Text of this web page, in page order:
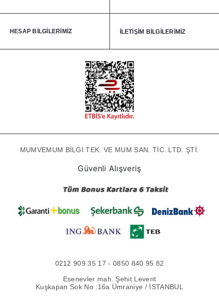
HESAP BİLGİLERİMİZ İLETİŞİM BİLGİLERİMİZ
MUMVEMUM BİLGİ TEK. VE MUM SAN. TİC. LTD. ŞTİ.
Güvenli Alışveriş
0212 909 35 17 - 0850 840 95 82
Esenevler mah. Şehit Levent
Kuşkapan Sok No :16a Ümraniye / İSTANBUL